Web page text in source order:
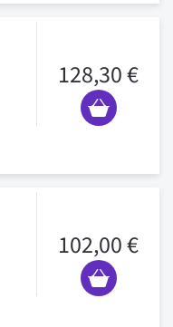
128,30 €
102,00 €